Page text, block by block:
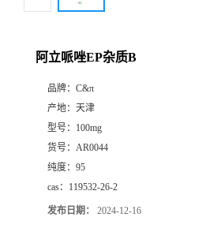
阿立哌唑EP杂质B
品牌： C&π
产地： 天津
型号： 100mg
货号： AR0044
纯度： 95
cas： 119532-26-2
发布日期： 2024-12-16